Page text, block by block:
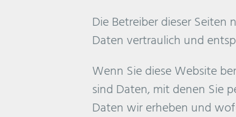
Die Betreiber dieser Seiten
Daten vertraulich und
Wenn Sie diese Website
sind Daten, mit denen Sie
Daten wir erheben und